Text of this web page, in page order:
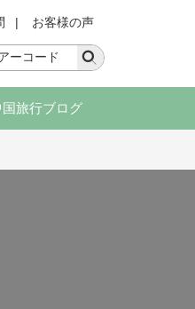
| お客様の声
国旅行ブログ